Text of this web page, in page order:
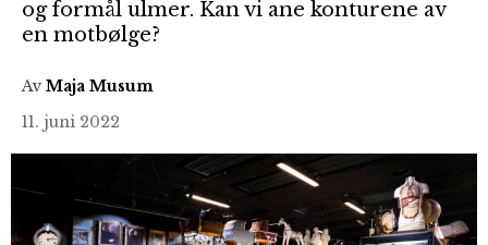
og formål ulmer. Kan vi ane konturene av
en motbølge?
Av Maja Musum
11. juni 2022